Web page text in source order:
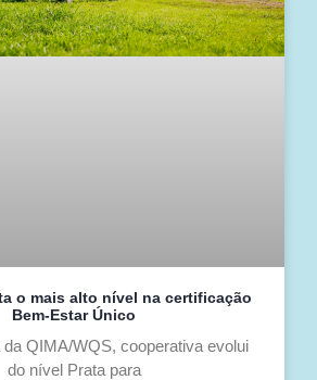
o mais alto nível na certificação
Bem-Estar Único
da QIMA/WQS, cooperativa evolui
do nível Prata para